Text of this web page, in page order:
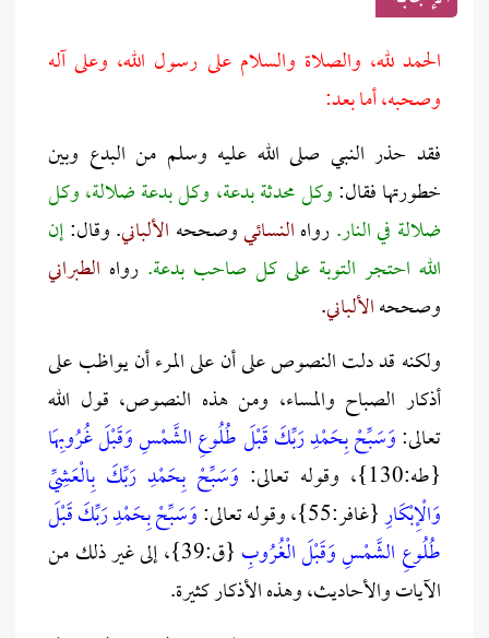
الحمد لله، والصلاة والسلام على رسول الله، وعلى آله
وصحبه، أما بعد:
فقد حذر النبي صلى الله عليه وسلم من البدع وبين
خطورتها فقال:وكل محدثة بدعة، وكل بدعة ضلالة، وكل
ضلالة في النار.رواهالنسائيوصححه الألباني.وقال:إن
الله احتجر التوبة على كل صاحب بدعة. رواه الطبراني
وصححهالألباني.
ولكنه قد دلت النصوص على أن على المرء أن يواظب على
أذكار الصباح والمساء، ومن هذه النصوص، قول الله
تعالى:وَسَبِّحْ بِحَمْدِ رَبِّكَ قَبْلَ طُلُوعِ الشَّمْسِ وَقَبْلَ غُرُوبِهَا
{طه:130}، وقوله تعالى:
وَسَبِّحْ بِحَمْدِ رَبِّكَ بِالْعَشِيِّ
وَالْإِبْكَارِ{غافر:55}، وقوله تعالى:
وَسَبِّحْ بِحَمْدِ رَبِّكَ قَبْلَ
طُلُوعِ الشَّمْسِ وَقَبْلَ الْغُرُوبِ
{ق:39}، إلى غير ذلك من
الآيات والأحاديث، وهذه الأذكار كثيرة.